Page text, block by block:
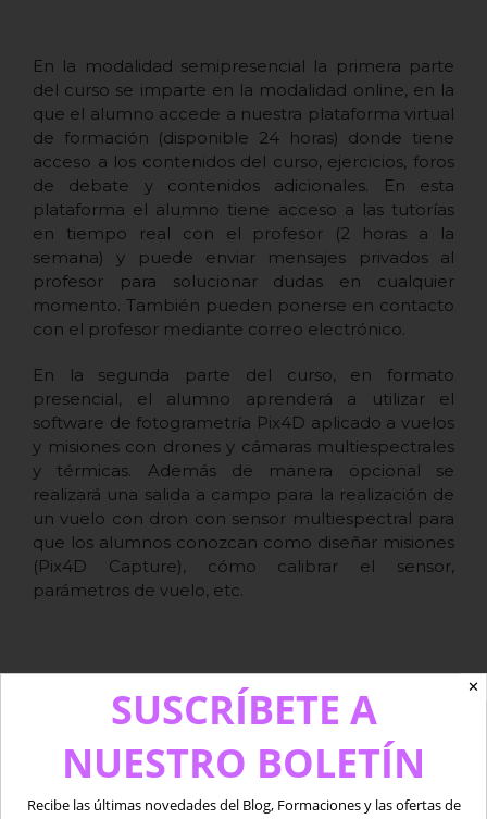
En la modalidad semipresencial la primera parte
del curso se imparte en la modalidad online, en la
que el alumno accede a nuestra plataforma virtual
de formación (disponible 24 horas) donde tiene
acceso a los contenidos del curso, ejercicios, foros
de debate y contenidos adicionales. En esta
plataforma el alumno tiene acceso a las tutorías
en tiempo real con el profesor (2 horas a la
semana) y puede enviar mensajes privados al
profesor para solucionar dudas en cualquier
momento. También pueden ponerse en contacto
con el profesor mediante correo electrónico.
En la segunda parte del curso, en formato
presencial, el alumno aprenderá a utilizar el
software de fotogrametría Pix4D aplicado a vuelos
y misiones con drones y cámaras multiespectrales
y térmicas. Además de manera opcional se
realizará una salida a campo para la realización de
un vuelo con dron con sensor multiespectral para
que los alumnos conozcan como diseñar misiones
(Pix4D Capture), cómo calibrar el sensor,
parámetros de vuelo, etc.
✕
SUSCRÍBETE A
NUESTRO BOLETÍN
Recibe las últimas novedades del Blog, Formaciones y las ofertas de